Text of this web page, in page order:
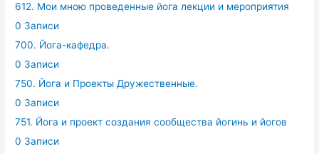
612. Мои мною проведенные йога лекции и мероприятия
0 Записи
700. Йога-кафедра.
0 Записи
750. Йога и Проекты Дружественные.
0 Записи
751. Йога и проект создания сообщества йогинь и йогов
0 Записи